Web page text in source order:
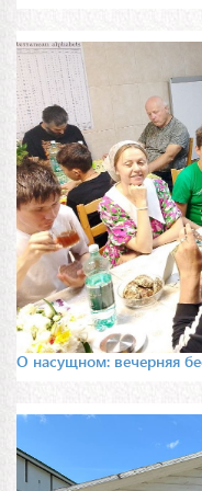
О насущном: вечерняя